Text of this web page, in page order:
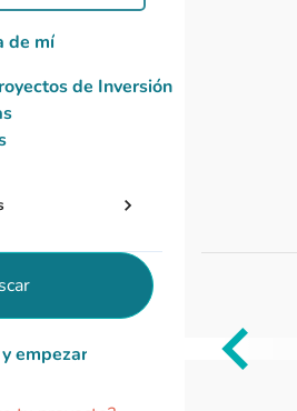
Item
de mí
de Inversión
empezar de nuevo